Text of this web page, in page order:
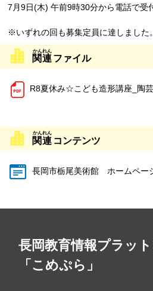
7月9日(木) 午前9時30分から電話で
※いずれの回も募集定員に達しました。
関連ファイル
R8夏休み☆こども造形講座_陶
関連 コンテンツ
長岡市栃尾美術館 ホームペー
長岡教育情報プラッ
「こめぷら」